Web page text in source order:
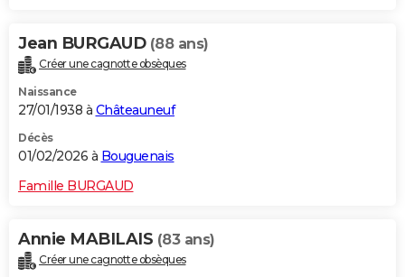
Jean BURGAUD (88 ans)
Créer une cagnotte obsèques
Naissance
27/01/1938 à Châteauneuf
Décès
01/02/2026 à Bouguenais
Famille BURGAUD
Annie MABILAIS (83 ans)
Créer une cagnotte obsèques